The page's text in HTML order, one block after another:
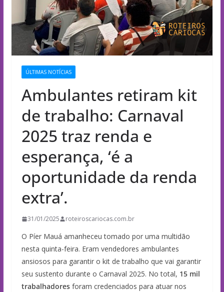
ÚLTIMAS NOTÍCIAS
Ambulantes retiram kit
de trabalho: Carnaval
2025 traz renda e
esperança, ‘é a
oportunidade da renda
extra’.
31/01/2025 roteiroscariocas.com.br
O Píer Mauá amanheceu tomado por uma multidão
nesta quinta-feira. Eram vendedores ambulantes
ansiosos para garantir o kit de trabalho que vai garantir
seu sustento durante o Carnaval 2025. No total, 15 mil
trabalhadoresforam credenciados para atuar nos